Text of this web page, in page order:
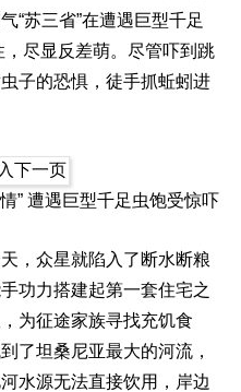
“苏三省”在遭遇巨型千足
，尽显反差萌。尽管吓到跳
子的恐惧，徒手抓蚯蚓进
” 遭遇巨型千足虫饱受惊吓
众星就陷入了断水断粮
功力搭建起第一套住宅之
为征途家族寻找充饥食
了坦桑尼亚最大的河流，
水源无法直接饮用，岸边